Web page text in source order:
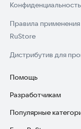
Правила
RuStore
Дистрибутив для
Помощь
Установка RuStore на
Установка RuStore на
Разработчикам
Зарабатывать с
Популярные